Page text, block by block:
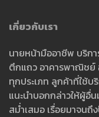
เกี่ยวกับเรา
นายหน้ามืออาชีพ บริก
ตึกแถว อาคารพาณิชย์
ทุกประเภท ลูกค้าที่ใช้บ
แนะนำบอกกล่าวให้ผู้อื่น
สม่ำเสมอ เรื่อยมาจนถึ